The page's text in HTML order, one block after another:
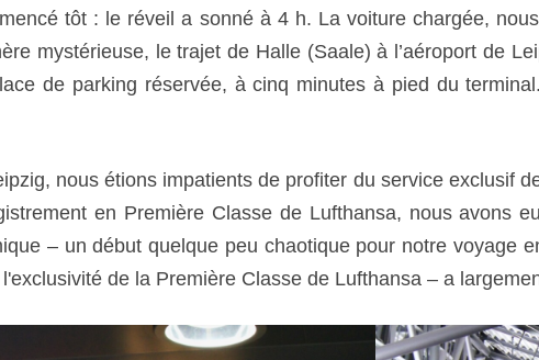
tôt : le réveil a sonné à 4 h. La voiture chargée,
mystérieuse, le trajet de Halle (Saale) à l’aéroport de
de parking réservée, à cinq minutes à pied du
nous étions impatients de profiter du service exclusif
en Première Classe de Lufthansa, nous avons
– un début quelque peu chaotique pour notre voyage
de la Première Classe de Lufthansa – a